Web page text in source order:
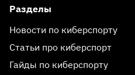
Разделы
Новости по киберспорту
Статьи про киберспорт
Гайды по киберспорту